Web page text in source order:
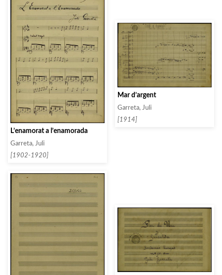
L’enamorat a l’enamorada
Garreta, Juli
[1902-1920]
Mar d’argent
Garreta, Juli
[1914]